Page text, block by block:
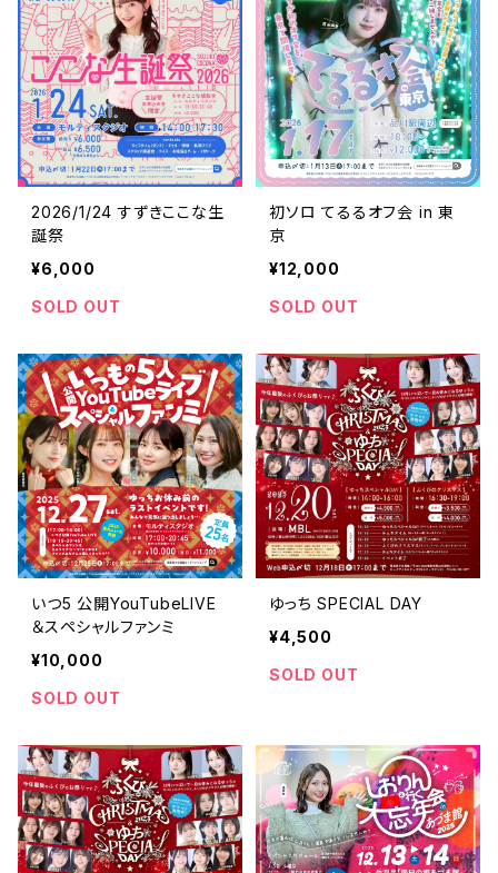
2026/1/24 すずきここな生
誕祭
¥6,000
SOLD OUT
初ソロ てるるオフ会 in 東
京
¥12,000
SOLD OUT
いつ5 公開YouTubeLIVE
＆スペシャルファンミ
¥10,000
SOLD OUT
ゆっち SPECIAL DAY
¥4,500
SOLD OUT